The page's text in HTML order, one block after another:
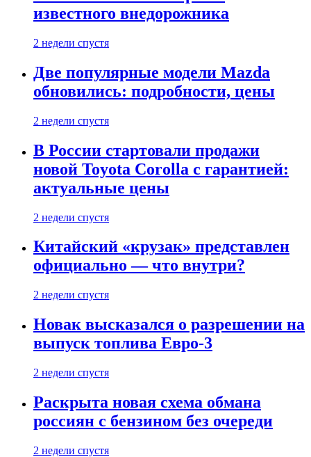
известного внедорожника
2 недели спустя
Две популярные модели Mazda
обновились: подробности, цены
2 недели спустя
В России стартовали продажи
новой Toyota Corolla с гарантией:
актуальные цены
2 недели спустя
Китайский «крузак» представлен
официально — что внутри?
2 недели спустя
Новак высказался о разрешении на
выпуск топлива Евро-3
2 недели спустя
Раскрыта новая схема обмана
россиян с бензином без очереди
2 недели спустя